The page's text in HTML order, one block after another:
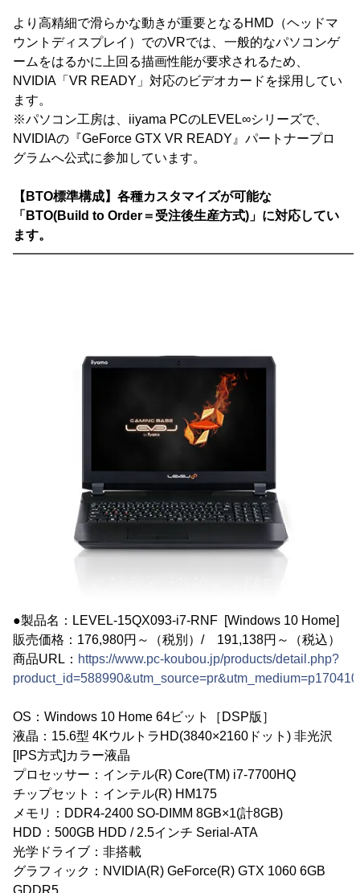
より高精細で滑らかな動きが重要となるHMD（ヘッドマ
ウントディスプレイ）でのVRでは、一般的なパソコンゲ
ームをはるかに上回る描画性能が要求されるため、
NVIDIA「VR READY」対応のビデオカードを採用してい
ます。
※パソコン工房は、iiyama PCのLEVEL∞シリーズで、
NVIDIAの『GeForce GTX VR READY』パートナープロ
グラムへ公式に参加しています。
【BTO標準構成】各種カスタマイズが可能な
「BTO(Build to Order＝受注後生産方式)」に対応してい
ます。
●製品名：LEVEL-15QX093-i7-RNF [Windows 10 Home]
販売価格：176,980円～（税別）/ 191,138円～（税込）
商品URL： https://www.pc-koubou.jp/products/detail.php?
OS：Windows 10 Home 64ビット［DSP版］
液晶：15.6型 4KウルトラHD(3840×2160ドット) 非光沢
[IPS方式]カラー液晶
プロセッサー：インテル(R) Core(TM) i7-7700HQ
チップセット：インテル(R) HM175
メモリ：DDR4-2400 SO-DIMM 8GB×1(計8GB)
HDD：500GB HDD / 2.5インチ Serial-ATA
光学ドライブ：非搭載
グラフィック：NVIDIA(R) GeForce(R) GTX 1060 6GB
GDDR5